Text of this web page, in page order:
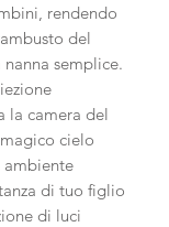
rendendo
del
semplice.
la camera del
cielo
ambiente
di tuo figlio
di luci